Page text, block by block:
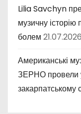
Lilia Savchyn
музичну історію
болем 21.07.2026
Американські
ЗЕРНО провели
закарпатському